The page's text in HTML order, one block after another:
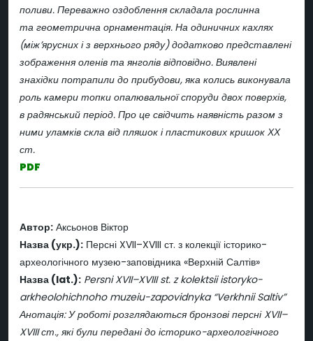
поливи. Переважно оздоблення складала рослинна
та геометрична орнаментація. На одиничних кахлях
(між’ярусних і з верхнього ряду) додатково представлені
зображення оленів та янголів відповідно. Виявлені
знахідки потрапили до прибудови, яка колись виконувала
роль камери топки опалювальної споруди двох поверхів,
в радянський період. Про це свідчить наявність разом з
ними уламків скла від пляшок і пластикових кришок ХХ
ст.
PDF
Автор: Аксьонов Віктор
Назва (укр.): Персні XVII–XVIII ст. з колекції історико-
археологічного музею-заповідника «Верхній Салтів»
Назва (lat.): Persni XVII–XVIII st. z kolektsii istoryko-
arkheolohichnoho muzeiu-zapovidnyka “Verkhnii Saltiv”
Анотація: У роботі розглядаються бронзові персні XVII–
XVIII ст., які були передані до історико-археологічного